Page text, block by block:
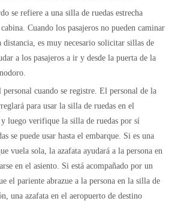
se refiere a una silla de ruedas estrecha
Cuando los pasajeros no pueden caminar
es muy necesario solicitar sillas de
a los pasajeros a ir y desde la puerta de la
cuando se registre. El personal de la
para usar la silla de ruedas en el
luego verifique la silla de ruedas por sí
se puede usar hasta el embarque. Si es una
vuela sola, la azafata ayudará a la persona en
en el asiento. Si está acompañado por un
el pariente abrazue a la persona en la silla de
una azafata en el aeropuerto de destino